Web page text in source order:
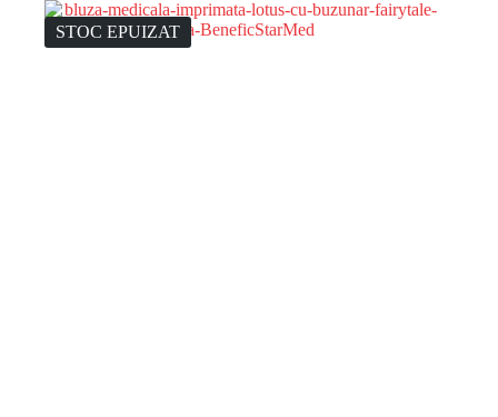
multe
variații.
STOC EPUIZAT